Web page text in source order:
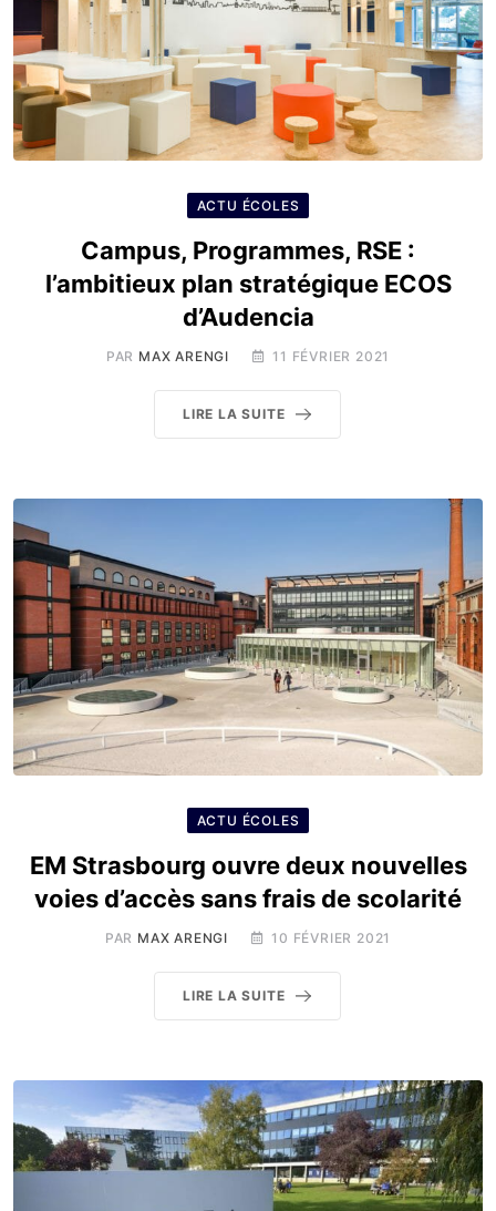
ACTU ÉCOLES
Campus, Programmes, RSE :
l’ambitieux plan stratégique ECOS
d’Audencia
PAR MAX ARENGI 11 FÉVRIER 2021
LIRE LA SUITE
ACTU ÉCOLES
EM Strasbourg ouvre deux nouvelles
voies d’accès sans frais de scolarité
PAR MAX ARENGI 10 FÉVRIER 2021
LIRE LA SUITE